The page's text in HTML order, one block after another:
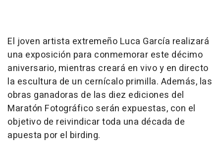
El joven artista extremeño Luca García realizará
una exposición para conmemorar este décimo
aniversario, mientras creará en vivo y en directo
la escultura de un cernícalo primilla. Además, las
obras ganadoras de las diez ediciones del
Maratón Fotográfico serán expuestas, con el
objetivo de reivindicar toda una década de
apuesta por el birding.